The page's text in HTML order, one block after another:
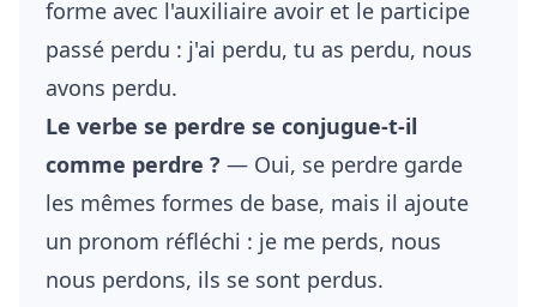
forme avec l'auxiliaire avoir et le participe
passé perdu : j'ai perdu, tu as perdu, nous
avons perdu.
Le verbe se perdre se conjugue-t-il
comme perdre ? — Oui, se perdre garde
les mêmes formes de base, mais il ajoute
un pronom réfléchi : je me perds, nous
nous perdons, ils se sont perdus.